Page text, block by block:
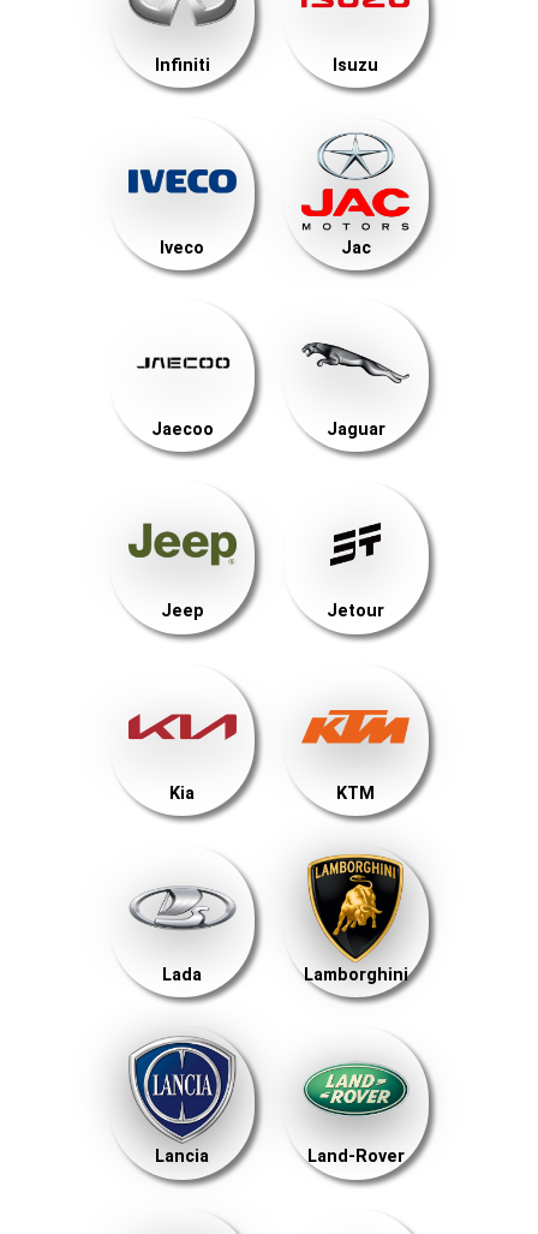
Infiniti Isuzu
Iveco Jac
Jaecoo Jaguar
Jeep Jetour
Kia KTM
Lada Lamborghini
Lancia Land-Rover